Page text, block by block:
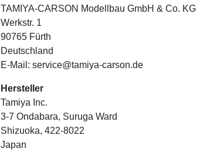
TAMIYA-CARSON Modellbau GmbH & Co. KG
Werkstr. 1
90765 Fürth
Deutschland
E-Mail: service@tamiya-carson.de
Hersteller
Tamiya Inc.
3-7 Ondabara, Suruga Ward
Shizuoka, 422-8022
Japan